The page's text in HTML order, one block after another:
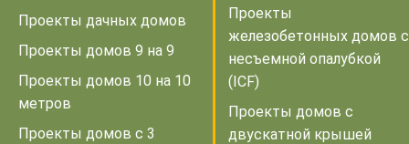
Проекты дачных домов
Проекты домов 9 на 9
Проекты домов 10 на 10
метров
Проекты домов с 3
Проекты
железобетонных домов с
несъемной опалубкой
(ICF)
Проекты домов с
двускатной крышей